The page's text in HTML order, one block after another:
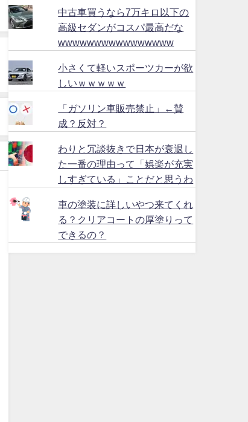
中古車買うなら7万キロ以下の
高級セダンがコスパ最高だな
wwwwwwwwwwwwwwww
小さくて軽いスポーツカーが欲
しいｗｗｗｗｗ
「ガソリン車販売禁止」←賛
成？反対？
わりと冗談抜きで日本が衰退し
た一番の理由って「娯楽が充実
しすぎている」ことだと思うわ
車の塗装に詳しいやつ来てくれ
る？クリアコートの厚塗りって
できるの？